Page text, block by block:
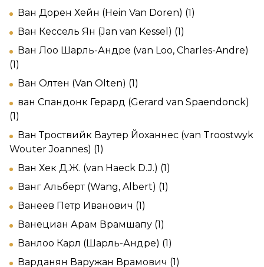
Ван Дорен Хейн (Hein Van Doren) (1)
Ван Кессель Ян (Jan van Kessel) (1)
Ван Лоо Шарль-Андре (van Loo, Charles-Andre)
(1)
Ван Олтен (Van Olten) (1)
ван Спандонк Герард (Gerard van Spaendonck)
(1)
Ван Троствийк Ваутер Йоханнес (van Troostwyk
Wouter Joannes) (1)
Ван Хек Д.Ж. (van Haeck D.J.) (1)
Ванг Альберт (Wang, Albert) (1)
Ванеев Петр Иванович (1)
Ванециан Арам Врамшапу (1)
Ванлоо Карл (Шарль-Андре) (1)
Варданян Варужан Врамович (1)